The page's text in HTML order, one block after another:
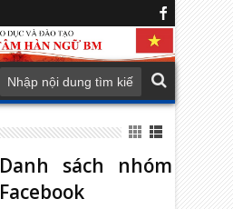
Danh sách nhóm
Facebook